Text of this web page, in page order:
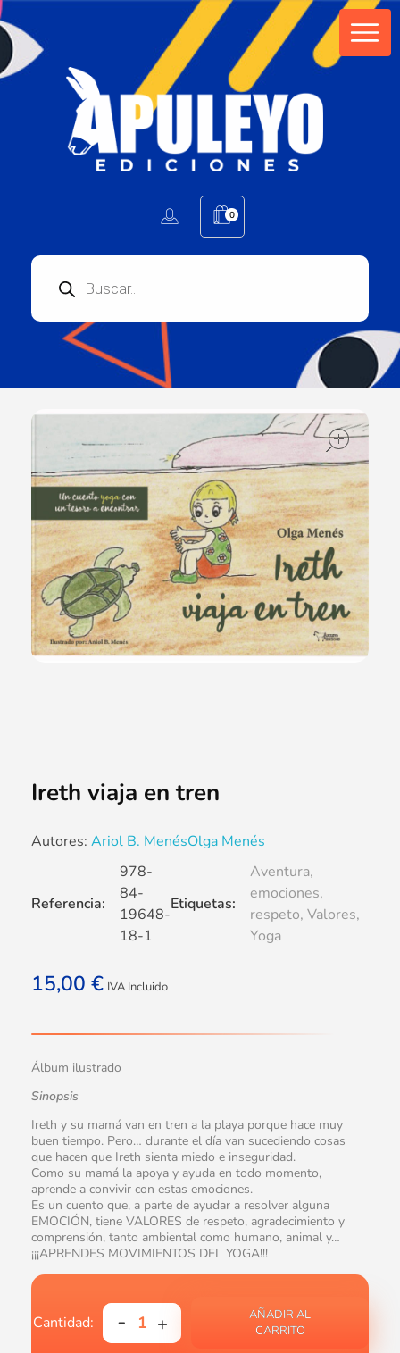
0
Ireth viaja en tren
Autores: Ariol B. MenésOlga Menés
15,00 € IVA Incluido
Álbum ilustrado
Sinopsis
Ireth y su mamá van en tren a la playa porque hace muy
buen tiempo. Pero… durante el día van sucediendo cosas
que hacen que Ireth sienta miedo e inseguridad.
Como su mamá la apoya y ayuda en todo momento,
aprende a convivir con estas emociones.
Es un cuento que, a parte de ayudar a resolver alguna
EMOCIÓN, tiene VALORES de respeto, agradecimiento y
comprensión, tanto ambiental como humano, animal y…
¡¡¡APRENDES MOVIMIENTOS DEL YOGA!!!
AÑADIR AL
CARRITO
Referencia:
978-
84-
19648-
18-1
Etiquetas:
Aventura,
emociones,
respeto, Valores,
Yoga